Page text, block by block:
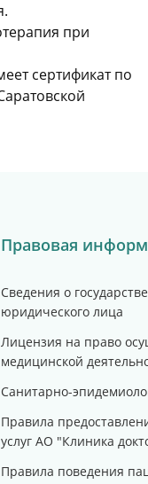
при
сертификат по
Правовая
Сведения о
юридического лица
Лицензия на право
медицинской
Санитарно-
Правила
услуг АО "Клиника
Правила поведения